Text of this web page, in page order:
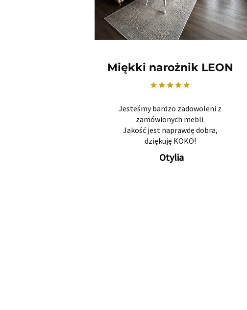
Miękki narożnik LEON
Jesteśmy bardzo zadowoleni z
zamówionych mebli.
Jakość jest naprawdę dobra,
dziękuję KOKO!
Otylia